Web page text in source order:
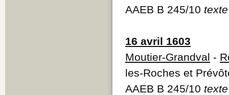
AAEB B 245/10 texte
16 avril 1603
Moutier-Grandval -
les-Roches et
AAEB B 245/10 texte